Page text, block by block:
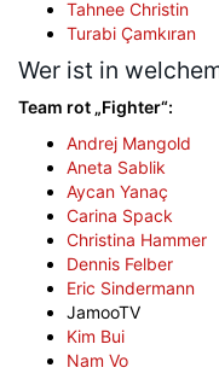
Tahnee Christin
Turabi Çamkıran
Wer ist in
Team rot „Fighter“:
Andrej Mangold
Aneta Sablik
Aycan Yanaç
Carina Spack
Christina Hammer
Dennis Felber
Eric Sindermann
JamooTV
Kim Bui
Nam Vo